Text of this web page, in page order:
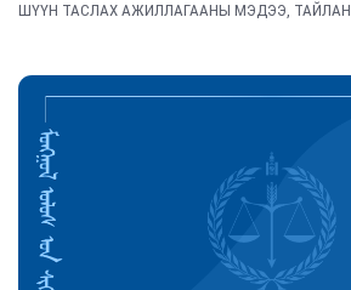
ШҮҮН ТАСЛАХ АЖИЛЛАГААНЫ МЭДЭЭ, ТАЙЛАН